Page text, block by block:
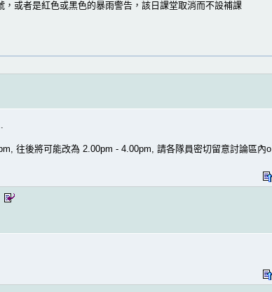
或者是紅色或黑色的暴雨警告，該日課堂取消而不設補課
往後將可能改為 2.00pm - 4.00pm, 請各隊員密切留意討論區內o